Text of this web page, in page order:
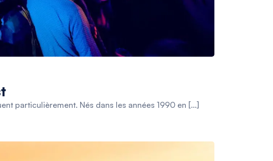
particulièrement. Nés dans les années 1990 en […]